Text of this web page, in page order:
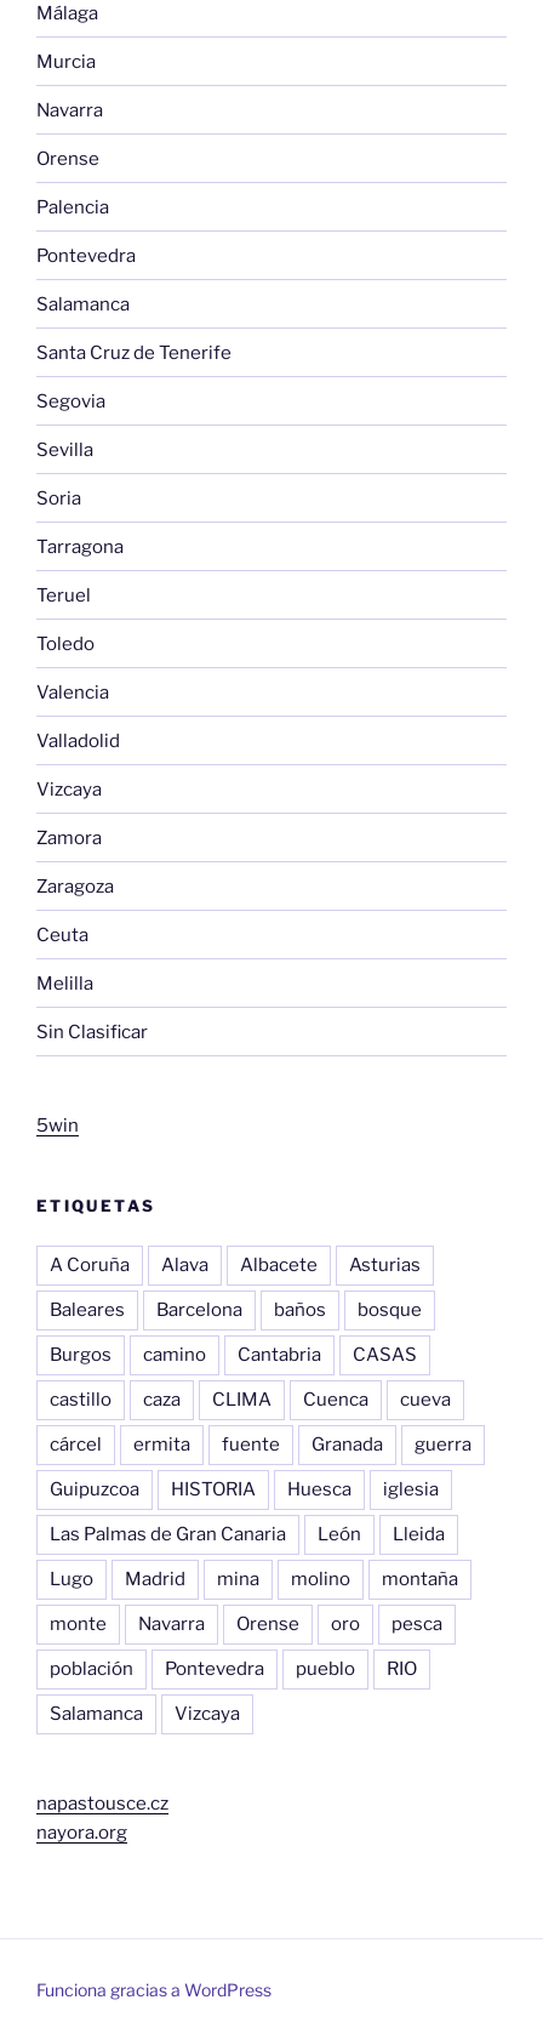
Málaga
Murcia
Navarra
Orense
Palencia
Pontevedra
Salamanca
Santa Cruz de Tenerife
Segovia
Sevilla
Soria
Tarragona
Teruel
Toledo
Valencia
Valladolid
Vizcaya
Zamora
Zaragoza
Ceuta
Melilla
Sin Clasificar
5win
ETIQUETAS
A Coruña Alava Albacete Asturias
Baleares Barcelona baños bosque
Burgos camino Cantabria CASAS
castillo caza CLIMA Cuenca cueva
cárcel ermita fuente Granada guerra
Guipuzcoa HISTORIA Huesca iglesia
Las Palmas de Gran Canaria León Lleida
Lugo Madrid mina molino montaña
monte Navarra Orense oro pesca
población Pontevedra pueblo RIO
Salamanca Vizcaya
napastousce.cz
nayora.org
Funciona gracias a WordPress